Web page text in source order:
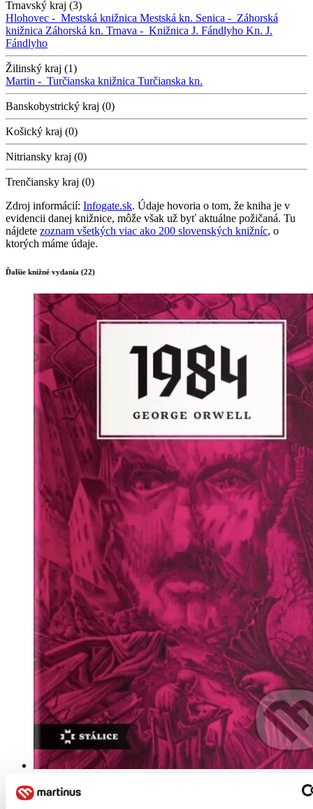
Trnavský kraj (3)
Hlohovec - Mestská knižnica Mestská kn. Senica - Záhorská
knižnica Záhorská kn. Trnava - Knižnica J. Fándlyho Kn. J.
Fándlyho
Žilinský kraj (1)
Martin - Turčianska knižnica Turčianska kn.
Banskobystrický kraj (0)
Košický kraj (0)
Nitriansky kraj (0)
Trenčiansky kraj (0)
Zdroj informácií: Infogate.sk. Údaje hovoria o tom, že kniha je v
evidencii danej knižnice, môže však už byť aktuálne požičaná. Tu
nájdete zoznam všetkých viac ako 200 slovenských knižníc, o
ktorých máme údaje.
Ďalšie knižné vydania (22)
Slovenčina, 2024